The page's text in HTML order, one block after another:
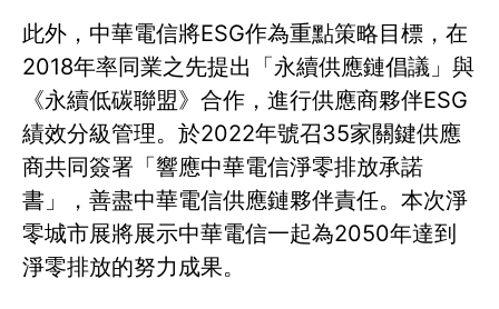
此外，中華電信將ESG作為重點策略目標，在
2018年率同業之先提出「永續供應鏈倡議」與
《永續低碳聯盟》合作，進行供應商夥伴ESG
績效分級管理。於2022年號召35家關鍵供應
商共同簽署「響應中華電信淨零排放承諾
書」，善盡中華電信供應鏈夥伴責任。本次淨
零城市展將展示中華電信一起為2050年達到
淨零排放的努力成果。